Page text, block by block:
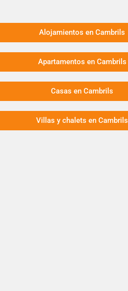
Alojamientos en Cambrils
Apartamentos en Cambrils
Casas en Cambrils
Villas y chalets en Cambrils